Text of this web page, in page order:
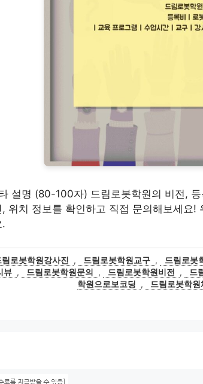
설명 (80-100자) 드림로봇학원의 비전,
, 위치 정보를 확인하고 직접 문의해보세요
.
림로봇학원강사진 , 드림로봇학원교구 , 드림로봇
뷰 , 드림로봇학원문의 , 드림로봇학원비전 , 드
학원으로보코딩
, 드림로봇학원